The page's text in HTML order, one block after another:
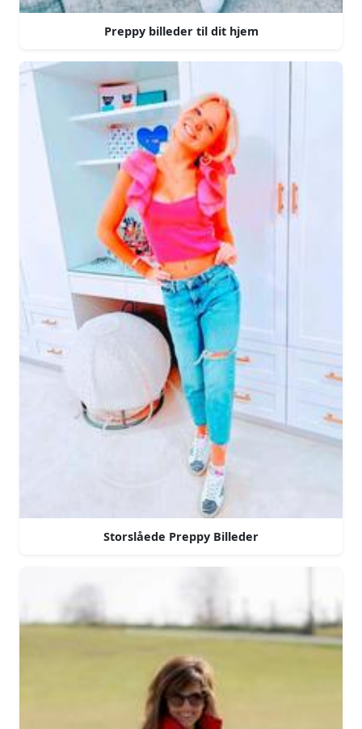
Preppy billeder til dit hjem
Storslåede Preppy Billeder